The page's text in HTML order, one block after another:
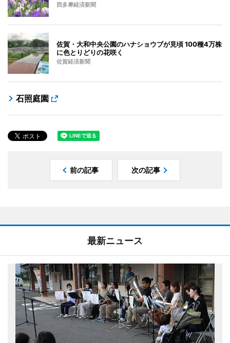
西多摩経済新聞
佐賀・大和中央公園のハナショウブが見頃 100種4万株
に色とりどりの花咲く
佐賀経済新聞
石照庭園
前の記事 次の記事
最新ニュース